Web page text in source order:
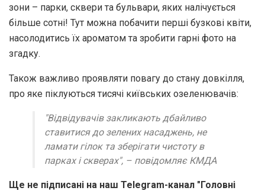
зони – парки, сквери та бульвари, яких налічується
більше сотні! Тут можна побачити перші бузкові квіти,
насолодитись їх ароматом та зробити гарні фото на
згадку.
Також важливо проявляти повагу до стану довкілля,
про яке піклуються тисячі київських озеленювачів:
"Відвідувачів закликають дбайливо
ставитися до зелених насаджень, не
ламати гілок та зберігати чистоту в
парках і скверах", – повідомляє КМДА
Ще не підписані на наш Telegram-канал "Головні